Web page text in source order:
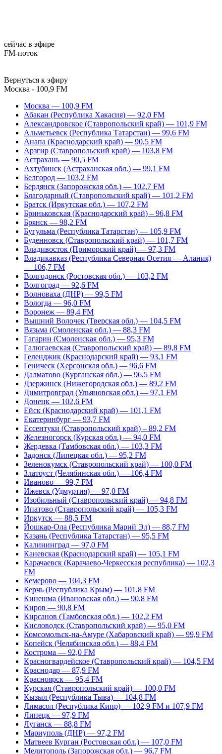
сейчас в эфире
FM-поток
Вернуться к эфиру
Москва - 100,9 FM
Москва — 100,9 FM
Абакан (Республика Хакасия) — 92,0 FM
Александровское (Ставропольский край) — 101,9 FM
Альметьевск (Республика Татарстан) — 99,6 FM
Анапа (Краснодарский край) — 90,5 FM
Арзгир (Ставропольский край) — 103,8 FM
Астрахань — 90,5 FM
Ахтубинск (Астраханская обл.) — 99,1 FM
Белгород — 103,2 FM
Бердянск (Запорожская обл.) — 102,7 FM
Благодарный (Ставропольский край) — 101,2 FM
Братск (Иркутская обл.) — 107,2 FM
Бриньковская (Краснодарский край) – 96,8 FM
Брянск — 98,2 FM
Бугульма (Республика Татарстан) — 105,9 FM
Буденновск (Ставропольский край) — 101,7 FM
Владивосток (Приморский край) — 97,3 FM
Владикавказ (Республика Северная Осетия — Алания)
— 106,7 FM
Волгодонск (Ростовская обл.) — 103,2 FM
Волгоград — 92,6 FM
Волноваха (ДНР) — 99,5 FM
Вологда — 96,0 FM
Воронеж — 89,4 FM
Вышний Волочек (Тверская обл.) — 104,5 FM
Вязьма (Смоленская обл.) — 88,3 FM
Гагарин (Смоленская обл.) — 95,3 FM
Галюгаевская (Ставропольский край) — 89,8 FM
Геленджик (Краснодарский край) — 93,1 FM
Геническ (Херсонская обл.) — 96,6 FM
Далматово (Курганская обл.) — 96,5 FM
Дзержинск (Нижегородская обл.) — 89,2 FM
Димитровград (Ульяновская обл.) — 97,1 FM
Донецк — 102,6 FM
Ейск (Краснодарский край) — 101,1 FM
Екатеринбург — 93,7 FM
Ессентуки (Ставропольский край) – 89,2 FM
Железногорск (Курская обл.) — 94,0 FM
Жердевка (Тамбовская обл.) — 103,3 FM
Задонск (Липецкая обл.) — 95,2 FM
Зеленокумск (Ставропольский край) — 100,0 FM
Златоуст (Челябинская обл.) — 106,4 FM
Иваново — 99,7 FM
Ижевск (Удмуртия) — 97,0 FM
Изобильный (Ставропольский край) — 94,8 FM
Ипатово (Ставропольский край) — 105,3 FM
Иркутск — 88,5 FM
Йошкар-Ола (Республика Марий Эл) — 88,7 FM
Казань (Республика Татарстан) — 95,5 FM
Калининград — 97,0 FM
Каневская (Краснодарский край) — 105,1 FM
Карачаевск (Карачаево-Черкесская республика) — 102,3
FM
Кемерово — 104,3 FM
Керчь (Республика Крым) — 101,8 FM
Кинешма (Ивановская обл.) — 90,8 FM
Киров — 90,8 FM
Кирсанов (Тамбовская обл.) — 102,2 FM
Кисловодск (Ставропольский край) — 95,0 FM
Комсомольск-на-Амуре (Хабаровский край) — 99,9 FM
Копейск (Челябинская обл.) — 88,4 FM
Кострома — 92,0 FM
Красногвардейское (Ставропольский край) — 104,5 FM
Краснодар — 87,9 FM
Красноярск — 95,4 FM
Курская (Ставропольский край) — 100,0 FM
Кызыл (Республика Тыва) — 104,8 FM
Лимасол (Республика Кипр) — 102,9 FM и 107,9 FM
Липецк — 97,9 FM
Луганск — 88,8 FM
Мариуполь (ДНР) — 97,2 FM
Матвеев Курган (Ростовская обл.) — 107,0 FM
Мелитополь (Запорожская обл.) — 96,7 FM